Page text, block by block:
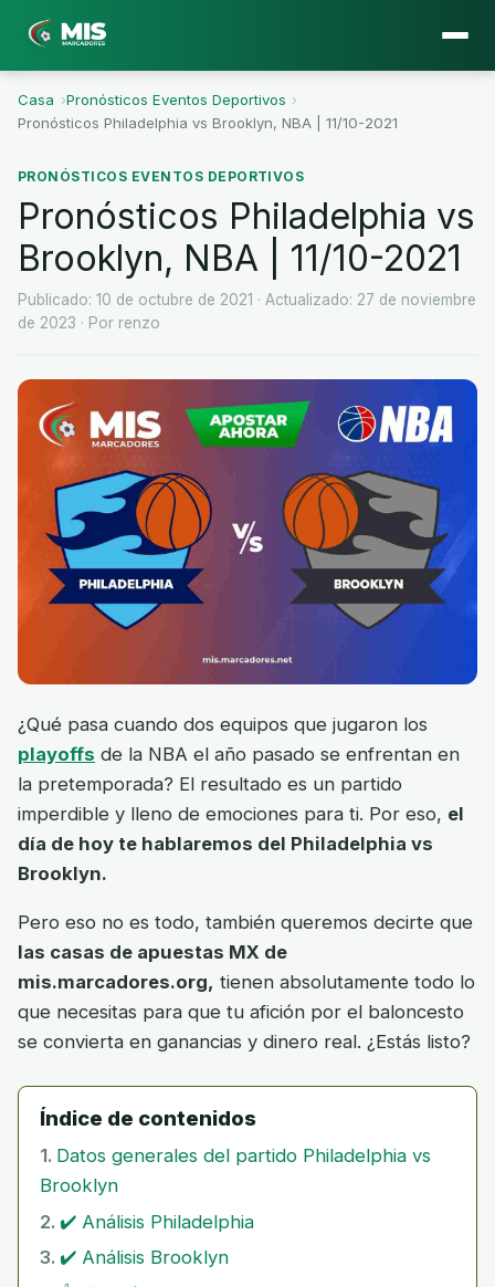
Casa ›Pronósticos Eventos Deportivos ›
Pronósticos Philadelphia vs Brooklyn, NBA | 11/10-2021
PRONÓSTICOS EVENTOS DEPORTIVOS
Pronósticos Philadelphia vs
Brooklyn, NBA | 11/10-2021
Publicado: 10 de octubre de 2021 · Actualizado: 27 de noviembre
de 2023 · Por renzo
¿Qué pasa cuando dos equipos que jugaron los
playoffs de la NBA el año pasado se enfrentan en
la pretemporada? El resultado es un partido
imperdible y lleno de emociones para ti. Por eso, el
día de hoy te hablaremos del Philadelphia vs
Brooklyn.
Pero eso no es todo, también queremos decirte que
las casas de apuestas MX de
mis.marcadores.org, tienen absolutamente todo lo
que necesitas para que tu afición por el baloncesto
se convierta en ganancias y dinero real. ¿Estás listo?
Índice de contenidos
Datos generales del partido Philadelphia vs
Brooklyn
✔️ Análisis Philadelphia
✔️ Análisis Brooklyn